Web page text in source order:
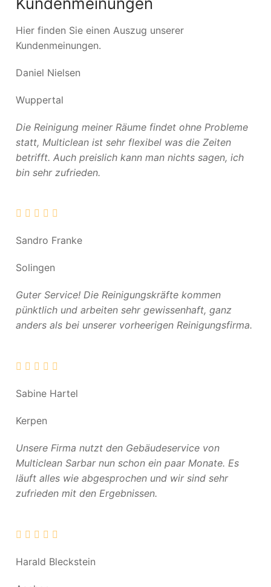
Hier finden Sie einen Auszug unserer
Kundenmeinungen.
Daniel Nielsen
Wuppertal
Die Reinigung meiner Räume findet ohne Probleme
statt, Multiclean ist sehr flexibel was die Zeiten
betrifft. Auch preislich kann man nichts sagen, ich
bin sehr zufrieden.
Sandro Franke
Solingen
Guter Service! Die Reinigungskräfte kommen
pünktlich und arbeiten sehr gewissenhaft, ganz
anders als bei unserer vorheerigen Reinigungsfirma.
Sabine Hartel
Kerpen
Unsere Firma nutzt den Gebäudeservice von
Multiclean Sarbar nun schon ein paar Monate. Es
läuft alles wie abgesprochen und wir sind sehr
zufrieden mit den Ergebnissen.
Harald Bleckstein